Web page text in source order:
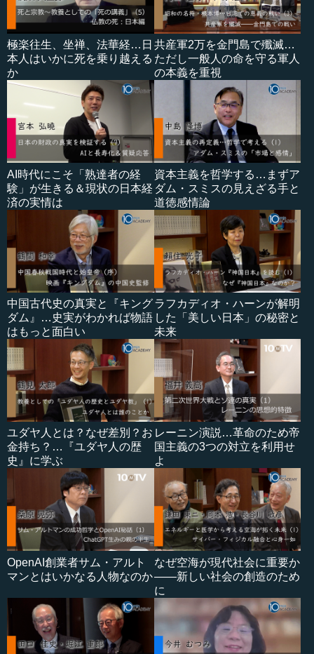
極楽往生、坐禅、法華経…日
本人はいかに死を乗り越える
か
共産軍2万を金門島で殲滅…
ただし一般人の命を守る軍人
の本義を重視
AI時代にこそ「熟達者の経
験」が生きる＆現状の日本経
済の実情は
資本主義を哲学する…まずア
ダム・スミスの見えざる手と
道徳感情論
中国古代史の真実と『キング
ダム』…史実がわかれば物語
はもっと面白い
ラフカディオ・ハーンが解明
した「美しい日本」の秘密と
未来
ユダヤ人とは？なぜ差別？お
金持ち？…『ユダヤ人の歴
史』に学ぶ
レーニン演説…革命のため帝
国主義の3つの対立を利用せ
よ
OpenAI創業者サム・アルト
マンとはいかなる人物なのか
なぜ空海が現代社会に重要か
――新しい社会の創造のため
に